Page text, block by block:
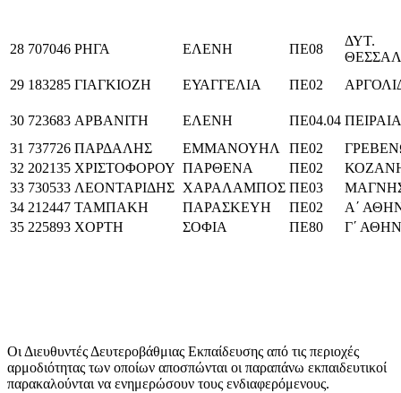
28 707046 ΡΗΓΑ ΕΛΕΝΗ ΠΕ08
ΔΥΤ.
29 183285 ΓΙΑΓΚΙΟΖΗ ΕΥΑΓΓΕΛΙΑ ΠΕ02
30 723683 ΑΡΒΑΝΙΤΗ ΕΛΕΝΗ ΠΕ04.04 ΠΕΙΡΑΙΑ
31 737726 ΠΑΡΔΑΛΗΣ ΕΜΜΑΝΟΥΗΛ ΠΕ02
32 202135 ΧΡΙΣΤΟΦΟΡΟΥ ΠΑΡΘΕΝΑ ΠΕ02
33 730533 ΛΕΟΝΤΑΡΙΔΗΣ ΧΑΡΑΛΑΜΠΟΣ ΠΕ03
34 212447 ΤΑΜΠΑΚΗ ΠΑΡΑΣΚΕΥΗ ΠΕ02
Α΄
35 225893 ΧΟΡΤΗ ΣΟΦΙΑ ΠΕ80 Γ΄
Οι Διευθυντές Δευτεροβάθμιας Εκπαίδευσης από τις περιοχές
αρμοδιότητας των οποίων αποσπώνται οι παραπάνω εκπαιδευτικοί
παρακαλούνται να ενημερώσουν τους ενδιαφερόμενους.